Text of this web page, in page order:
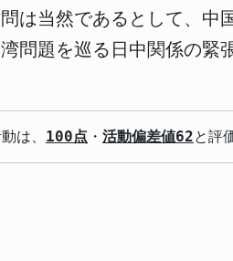
は当然であるとして、中
問題を巡る日中関係の緊
は、 100点 ・ 活動偏差値62と評